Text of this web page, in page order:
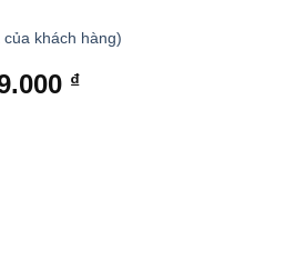
khách hàng)
₫Khoảng